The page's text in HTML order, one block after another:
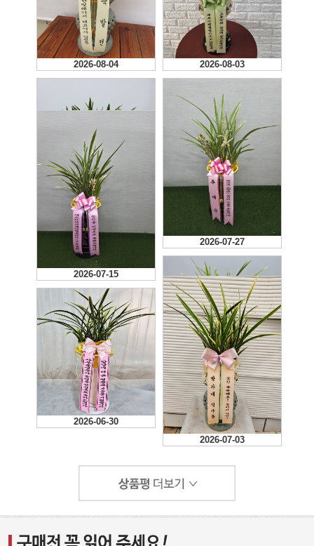
2026-08-04 2026-08-03
2026-07-30
좋아요 감사합니다
2026-07-27
2026-07-15
2026-07-14
2026-07-03
2026-06-30